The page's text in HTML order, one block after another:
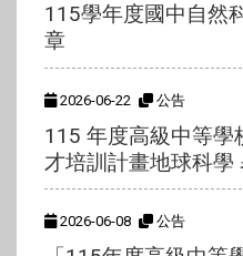
115學年度國中自然
章
2026-06-22 公告
115 年度高級中等學
才培訓計畫地球科學
2026-06-08 公告